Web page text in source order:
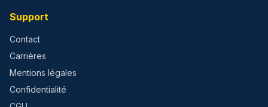
Support
Contact
Carrières
Mentions légales
Confidentialité